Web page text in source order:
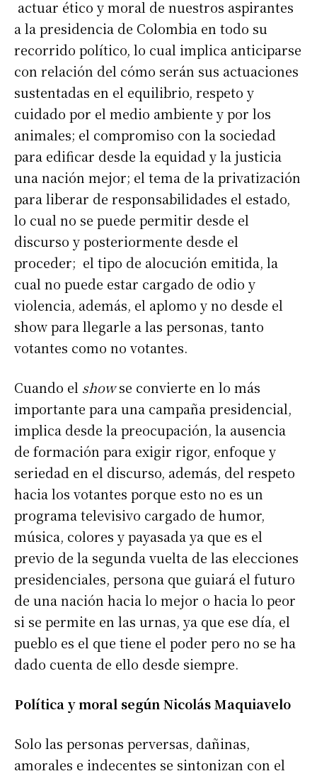
actuar ético y moral de nuestros aspirantes
a la presidencia de Colombia en todo su
recorrido político, lo cual implica anticiparse
con relación del cómo serán sus actuaciones
sustentadas en el equilibrio, respeto y
cuidado por el medio ambiente y por los
animales; el compromiso con la sociedad
para edificar desde la equidad y la justicia
una nación mejor; el tema de la privatización
para liberar de responsabilidades el estado,
lo cual no se puede permitir desde el
discurso y posteriormente desde el
proceder; el tipo de alocución emitida, la
cual no puede estar cargado de odio y
violencia, además, el aplomo y no desde el
show para llegarle a las personas, tanto
votantes como no votantes.
Cuando el showse convierte en lo más
importante para una campaña presidencial,
implica desde la preocupación, la ausencia
de formación para exigir rigor, enfoque y
seriedad en el discurso, además, del respeto
hacia los votantes porque esto no es un
programa televisivo cargado de humor,
música, colores y payasada ya que es el
previo de la segunda vuelta de las elecciones
presidenciales, persona que guiará el futuro
de una nación hacia lo mejor o hacia lo peor
si se permite en las urnas, ya que ese día, el
pueblo es el que tiene el poder pero no se ha
dado cuenta de ello desde siempre.
Política y moral según Nicolás Maquiavelo
Solo las personas perversas, dañinas,
amorales e indecentes se sintonizan con el